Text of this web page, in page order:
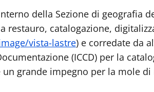
della Sezione di geografia
restauro, catalogazione,
vista-lastre) e corredate da
(ICCD) per la
grande impegno per la mole